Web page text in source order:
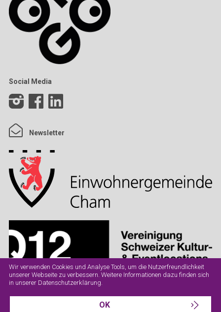
Social Media
Newsletter
AGB
Wir verwenden Cookies und Analyse Tools, um die Nutzerfreundlichkeit
unserer Webseite zu verbessern. Weitere Informationen dazu finden sich
in unserer Datenschutzerklärung.
OK